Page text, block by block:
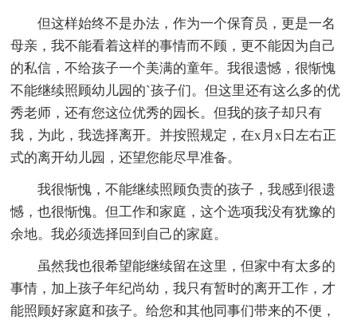
但这样始终不是办法，作为一个保育员，更是一名
母亲，我不能看着这样的事情而不顾，更不能因为自己
的私信，不给孩子一个美满的童年。我很遗憾，很惭愧
不能继续照顾幼儿园的`孩子们。但这里还有这么多的优
秀老师，还有您这位优秀的园长。但我的孩子却只有
我，为此，我选择离开。并按照规定，在x月x日左右正
式的离开幼儿园，还望您能尽早准备。
我很惭愧，不能继续照顾负责的孩子，我感到很遗
憾，也很惭愧。但工作和家庭，这个选项我没有犹豫的
余地。我必须选择回到自己的家庭。
虽然我也很希望能继续留在这里，但家中有太多的
事情，加上孩子年纪尚幼，我只有暂时的离开工作，才
能照顾好家庭和孩子。给您和其他同事们带来的不便，